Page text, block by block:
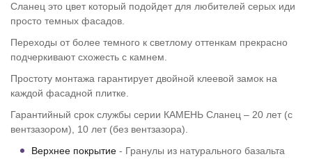
Сланец это цвет который подойдет для любителей серых иди
просто темных фасадов.
Переходы от более темного к светлому оттенкам прекрасно
подчеркивают схожесть с камнем.
Простоту монтажа гарантирует двойной клеевой замок на
каждой фасадной плитке.
Гарантийный срок службы серии КАМЕНЬ Сланец – 20 лет (с
вентзазором), 10 лет (без вентзазора).
Верхнее покрытие - Гранулы из натурального базальта